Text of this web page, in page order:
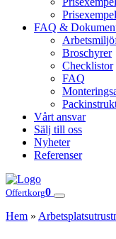
FAQ &
Broschyrer
Checklistor
FAQ
Vårt ansvar
Sälj till oss
Nyheter
Referenser
Offertkorg0
Hem »